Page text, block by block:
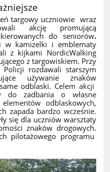
targowy uczniowie wraz
akcję promującą
do seniorów.
w kamizelki i emblematy
z kijkami NordicWalking
z targowiskiem. Przy
rozdawali starszym
używanie znaków
odblaski. Celem akcji
do zadbania o własne
odblaskowych,
zapada bardzo wcześnie.
się dla uczniów warsztaty
znaków drogowych.
pilotażowego programu